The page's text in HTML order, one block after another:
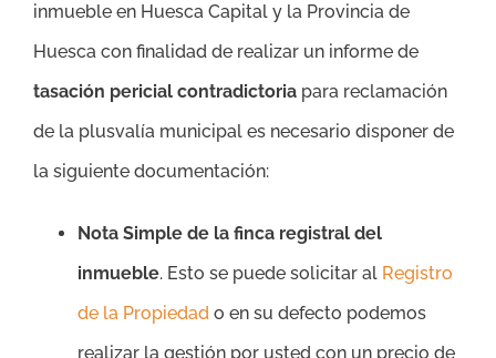
inmueble en Huesca Capital y la Provincia de
Huesca con finalidad de realizar un informe de
tasación pericial contradictoria para reclamación
de la plusvalía municipal es necesario disponer de
la siguiente documentación:
Nota Simple de la finca registral del
inmueble. Esto se puede solicitar al Registro
de la Propiedad o en su defecto podemos
realizar la gestión por usted con un precio de